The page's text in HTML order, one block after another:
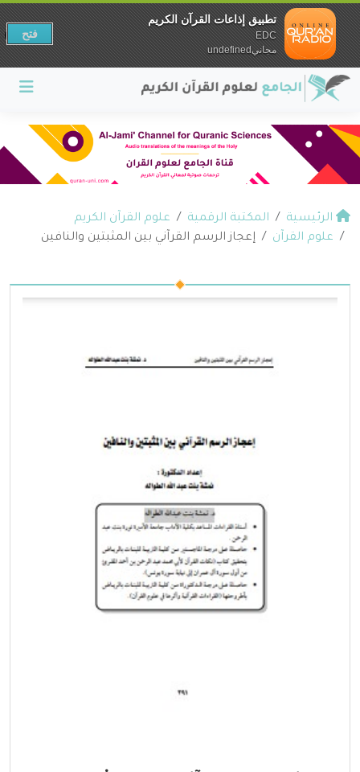
الرئيسية المكتبة الرقمية
علوم القرآن الكريم
علوم القرآن
إعجاز الرسم القرآني بين المثبتين والنافين
تطبيق إذاعات القرآن الكريم
EDC
مجانيundefined
فتح